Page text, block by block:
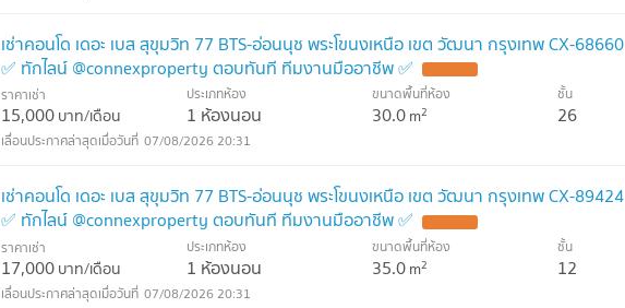
เช่าคอนโด เดอะ เบส สุขุมวิท 77 BTS-อ่อนนุช พระโขนงเหนือ เขต วัฒนา กรุงเทพ CX-68660
✅ ทักไลน์ @connexproperty ตอบทันที ทีมงานมืออาชีพ ✅
ราคาเช่า
15,000บาท/เดือน
ประเภทห้อง
1 ห้องนอน
ขนาดพื้นที่ห้อง
30.0m2
ชั้น
26
07/08/2026 20:31
เช่าคอนโด เดอะ เบส สุขุมวิท 77 BTS-อ่อนนุช พระโขนงเหนือ เขต วัฒนา กรุงเทพ CX-89424
✅ ทักไลน์ @connexproperty ตอบทันที ทีมงานมืออาชีพ ✅
ราคาเช่า
17,000บาท/เดือน
ประเภทห้อง
1 ห้องนอน
ขนาดพื้นที่ห้อง
35.0m2
ชั้น
12
07/08/2026 20:31